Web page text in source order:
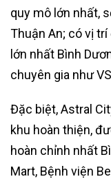
quy mô lớn nhất,
Thuận An; có vị
lớn nhất Bình
chuyên gia như
Đặc biệt, Astral
khu hoàn thiện,
hoàn chỉnh nhất
Mart, Bệnh viện